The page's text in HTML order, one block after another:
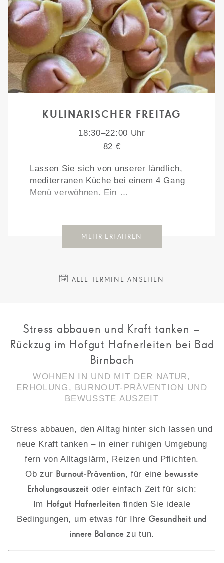
KULINARISCHER FREITAG
18:30–22:00 Uhr
82 €
Lassen Sie sich von unserer ländlich,
mediterranen Küche bei einem 4 Gang
Menü verwöhnen. Ein …
MEHR ERFAHREN
ALLE TERMINE ANSEHEN
Stress abbauen und Kraft tanken –
Rückzug im Hofgut Hafnerleiten bei Bad
Birnbach
WOHNEN IN UND MIT DER NATUR,
ERHOLUNG, BURNOUT-PRÄVENTION UND
BEWUSSTE AUSZEIT
Stress abbauen, den Alltag hinter sich lassen und
neue Kraft tanken – in einer ruhigen Umgebung
fern von Alltagslärm, Reizen und Pflichten.
Ob zur Burnout-Prävention, für eine bewusste
Erholungsauszeit oder einfach Zeit für sich:
Im Hofgut Hafnerleiten finden Sie ideale
Bedingungen, um etwas für Ihre Gesundheit und
innere Balancezu tun.